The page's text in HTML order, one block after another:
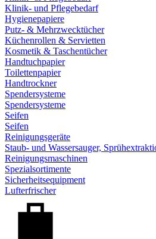
Klinik- und Pflegebedarf
Hygienepapiere
Putz- & Mehrzwecktücher
Küchenrollen & Servietten
Kosmetik & Taschentücher
Handtuchpapier
Toilettenpapier
Handtrockner
Spendersysteme
Spendersysteme
Seifen
Seifen
Reinigungsgeräte
Staub- und Wassersauger,
Reinigungsmaschinen
Spezialsortimente
Sicherheitsequipment
Lufterfrischer